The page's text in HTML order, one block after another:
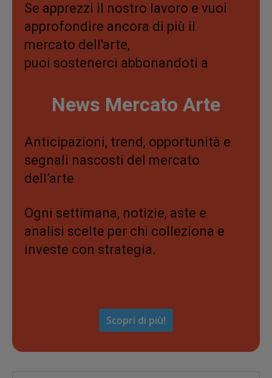
Se apprezzi il nostro lavoro e vuoi
approfondire ancora di più il
mercato dell'arte,
puoi sostenerci abbonandoti a
News Mercato Arte
Anticipazioni, trend, opportunità e
segnali nascosti del mercato
dell’arte
Ogni settimana, notizie, aste e
analisi scelte per chi colleziona e
investe con strategia.
Scopri di più!